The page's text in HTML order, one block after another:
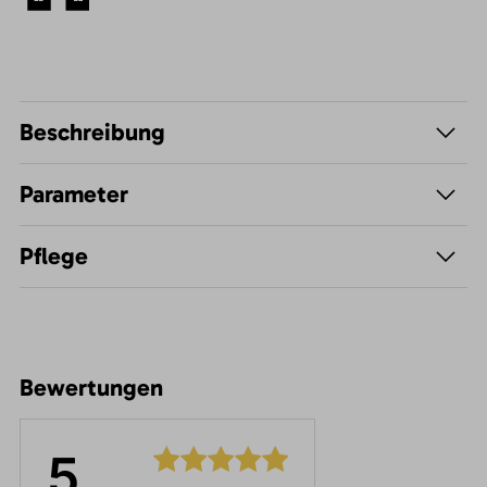
Beschreibung
Parameter
Pflege
Bewertungen